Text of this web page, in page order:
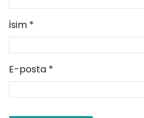
İsim *
E-posta *